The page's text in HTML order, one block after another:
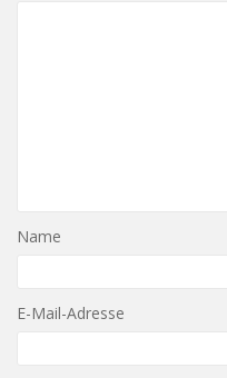
Name
E-Mail-Adresse